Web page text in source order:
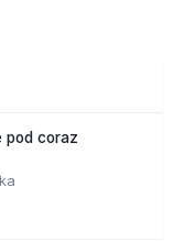
pod coraz